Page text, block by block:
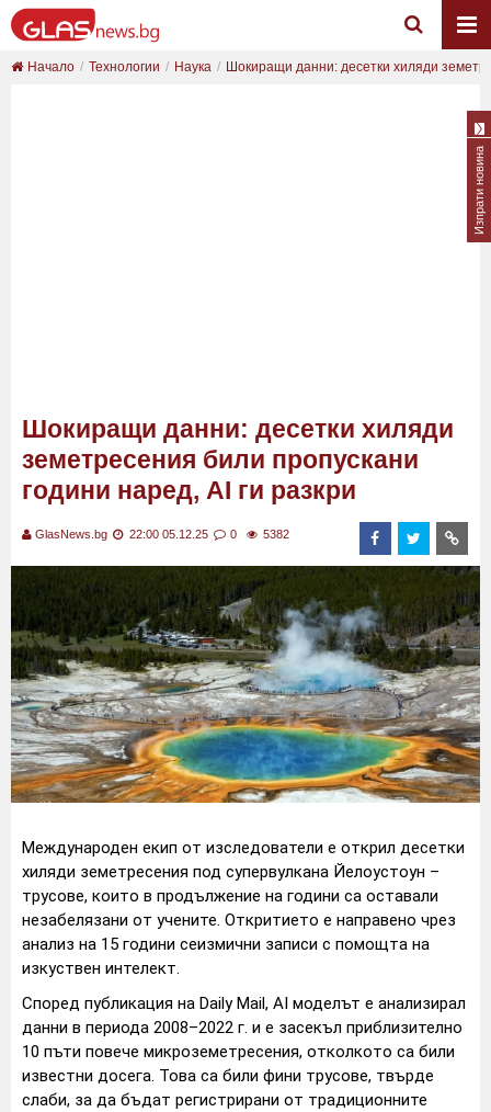
Начало Технологии Наука Шокиращи данни: десетки хиляди
Шокиращи данни: десетки хиляди
земетресения били пропускани
години наред, AI ги разкри
GlasNews.bg 22:00 05.12.25 0 5382
Международен екип от изследователи е открил десетки
хиляди земетресения под супервулкана Йелоустоун –
трусове, които в продължение на години са оставали
незабелязани от учените. Откритието е направено чрез
анализ на 15 години сеизмични записи с помощта на
изкуствен интелект.
Според публикация на Daily Mail, AI моделът е анализирал
данни в периода 2008–2022 г. и е засекъл приблизително
10 пъти повече микроземетресения, отколкото са били
известни досега. Това са били фини трусове, твърде
слаби, за да бъдат регистрирани от традиционните
Изпрати новина